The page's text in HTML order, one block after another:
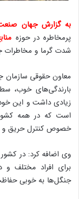
به گزارش جهان
پرمخاطره در حوزه
شدت گرما و مخاطرات
معاون حقوقی سازمان
بارندگی‌های خوب،
زیادی داشت و این
است که در همه
خصوص کنترل حریق و
وی اضافه کرد: در
برای افراد مختلف و
جنگل‌ها به خوبی